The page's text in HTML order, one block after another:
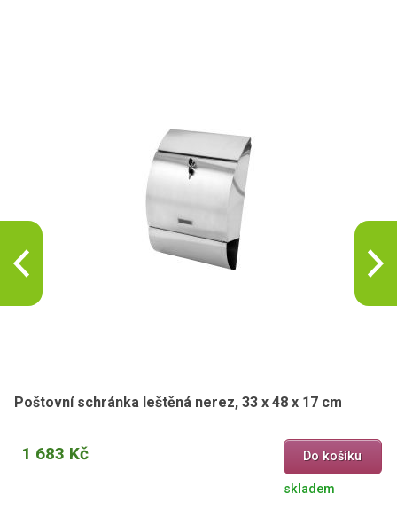
Poštovní schránka leštěná nerez, 33 x 48 x 17 cm
1 683 Kč Do košíku
skladem